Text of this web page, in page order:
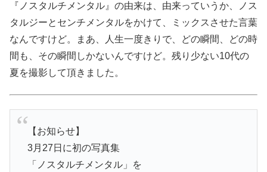
『ノスタルチメンタル』の由来は、由来っていうか、ノス
タルジーとセンチメンタルをかけて、ミックスさせた言葉
なんですけど。まあ、人生一度きりで、どの瞬間、どの時
間も、その瞬間しかないんですけど。残り少ない10代の
夏を撮影して頂きました。
【お知らせ】
3月27日に初の写真集
「ノスタルチメンタル」を